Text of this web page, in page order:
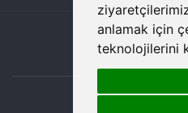
anlamak için
teknolojilerini
©2026 Temiz, Her